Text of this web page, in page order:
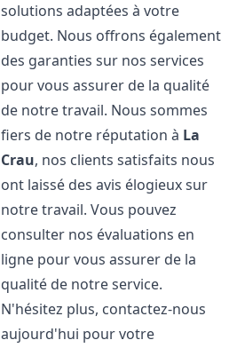
solutions adaptées à votre
budget. Nous offrons également
des garanties sur nos services
pour vous assurer de la qualité
de notre travail. Nous sommes
fiers de notre réputation à La
Crau, nos clients satisfaits nous
ont laissé des avis élogieux sur
notre travail. Vous pouvez
consulter nos évaluations en
ligne pour vous assurer de la
qualité de notre service.
N'hésitez plus, contactez-nous
aujourd'hui pour votre